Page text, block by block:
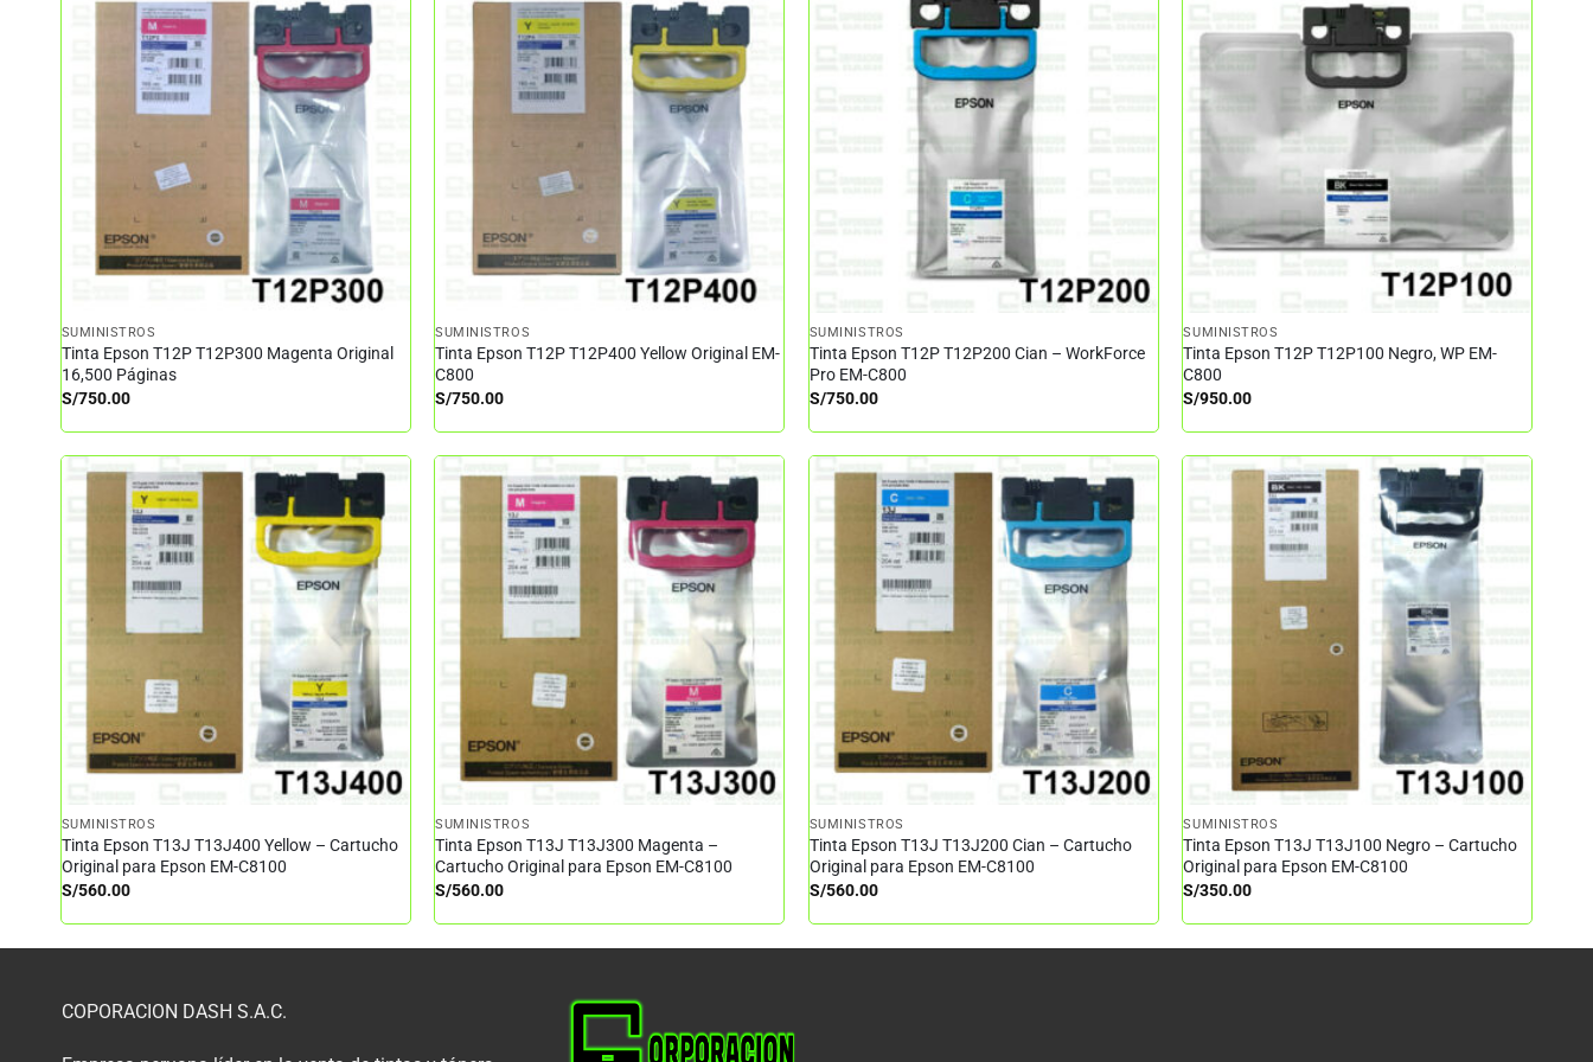
SUMINISTROS
Tinta Epson T12P T12P300 Magenta Original
16,500 Páginas
S/750.00
SUMINISTROS
Tinta Epson T12P T12P400 Yellow Original EM-
C800
S/750.00
SUMINISTROS
Tinta Epson T12P T12P200 Cian – WorkForce
Pro EM-C800
S/750.00
SUMINISTROS
Tinta Epson T12P T12P100 Negro, WP EM-
C800
S/950.00
SUMINISTROS
Tinta Epson T13J T13J400 Yellow – Cartucho
Original para Epson EM-C8100
S/560.00
SUMINISTROS
Tinta Epson T13J T13J300 Magenta –
Cartucho Original para Epson EM-C8100
S/560.00
SUMINISTROS
Tinta Epson T13J T13J200 Cian – Cartucho
Original para Epson EM-C8100
S/560.00
SUMINISTROS
Tinta Epson T13J T13J100 Negro – Cartucho
Original para Epson EM-C8100
S/350.00
COPORACION DASH S.A.C.